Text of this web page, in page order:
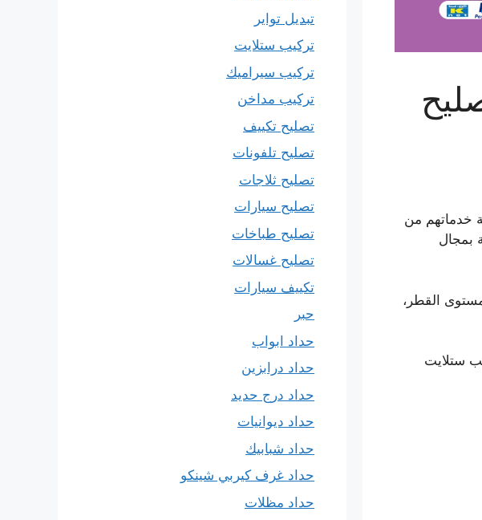
الصديق 69622724 تصليح
معكم على مدار ال ٢٤ ساعة لتلبية خدماتهم من
بمجال
القطر،
ستلايت
تبديل تواير
تركيب ستلايت
تركيب سيراميك
تركيب مداخن
تصليح تكييف
تصليح تلفونات
تصليح ثلاجات
تصليح سيارات
تصليح طباخات
تصليح غسالات
تكييف سيارات
حبر
حداد ابواب
حداد درابزين
حداد درج حديد
حداد ديوانيات
حداد شبابيك
حداد غرف كيربي شينكو
حداد مظلات